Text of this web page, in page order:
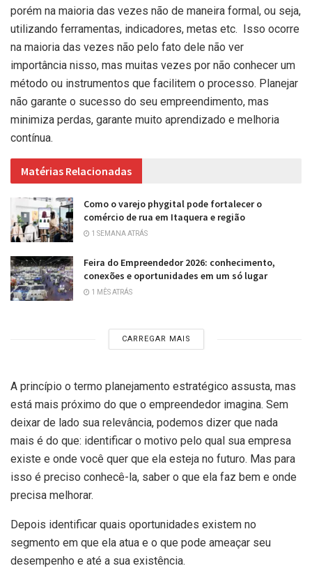
porém na maioria das vezes não de maneira formal, ou seja,
utilizando ferramentas, indicadores, metas etc. Isso ocorre
na maioria das vezes não pelo fato dele não ver
importância nisso, mas muitas vezes por não conhecer um
método ou instrumentos que facilitem o processo. Planejar
não garante o sucesso do seu empreendimento, mas
minimiza perdas, garante muito aprendizado e melhoria
contínua.
Matérias Relacionadas
Como o varejo phygital pode fortalecer o
comércio de rua em Itaquera e região
1 SEMANA ATRÁS
Feira do Empreendedor 2026: conhecimento,
conexões e oportunidades em um só lugar
1 MÊS ATRÁS
CARREGAR MAIS
A princípio o termo planejamento estratégico assusta, mas
está mais próximo do que o empreendedor imagina. Sem
deixar de lado sua relevância, podemos dizer que nada
mais é do que: identificar o motivo pelo qual sua empresa
existe e onde você quer que ela esteja no futuro. Mas para
isso é preciso conhecê-la, saber o que ela faz bem e onde
precisa melhorar.
Depois identificar quais oportunidades existem no
segmento em que ela atua e o que pode ameaçar seu
desempenho e até a sua existência.